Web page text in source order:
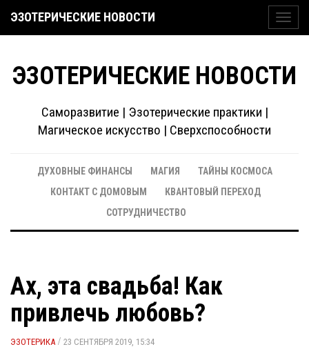
ЭЗОТЕРИЧЕСКИЕ НОВОСТИ
ЭЗОТЕРИЧЕСКИЕ НОВОСТИ
Саморазвитие | Эзотерические практики |
Магическое искусство | Сверхспособности
ДУХОВНЫЕ ФИНАНСЫ МАГИЯ
ТАЙНЫ КОСМОСА
КОНТАКТ С ДОМОВЫМ
КВАНТОВЫЙ ПЕРЕХОД
СОТРУДНИЧЕСТВО
Ах, эта свадьба! Как
привлечь любовь?
ЭЗОТЕРИКА / 23 СЕНТЯБРЯ 2019, 15:34